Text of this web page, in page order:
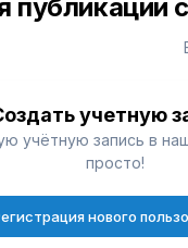
публикации
учетную
учётную запись в
просто!
нового